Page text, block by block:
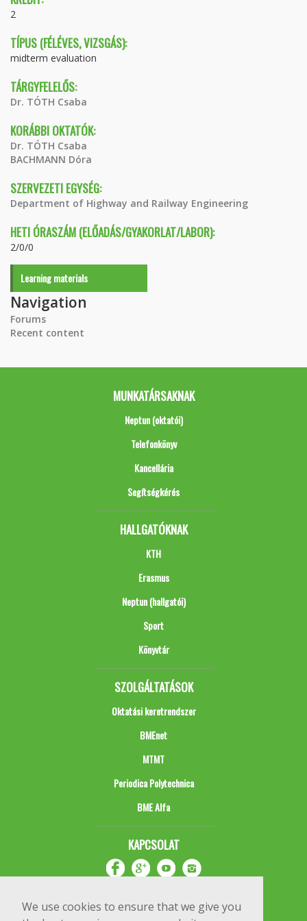
We use cookies to ensure that we give you
2
TÍPUS (FÉLÉVES, VIZSGÁS):
midterm evaluation
TÁRGYFELELŐS:
Dr. TÓTH Csaba
KORÁBBI OKTATÓK:
Dr. TÓTH Csaba
BACHMANN Dóra
SZERVEZETI EGYSÉG:
Department of Highway and Railway Engineering
HETI ÓRASZÁM (ELŐADÁS/GYAKORLAT/LABOR):
2/0/0
Learning materials
Navigation
Forums
Recent content
MUNKATÁRSAKNAK
Neptun (oktatói)
Telefonkönyv
Kancellária
Segítségkérés
HALLGATÓKNAK
KTH
Erasmus
Neptun (hallgatói)
Sport
Könyvtár
SZOLGÁLTATÁSOK
Oktatási keretrendszer
BMEnet
MTMT
Periodica Polytechnica
BME Alfa
KAPCSOLAT